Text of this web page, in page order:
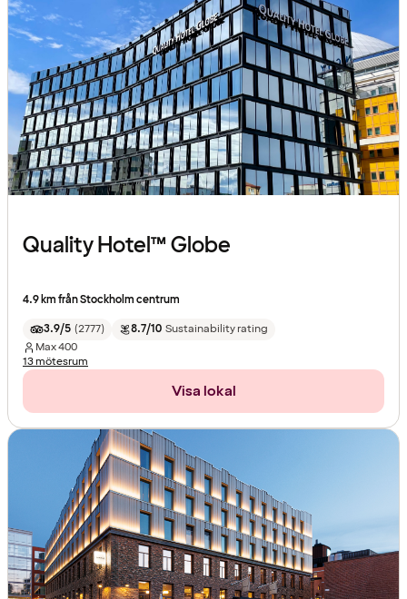
Quality Hotel™ Globe
4.9 km från Stockholm centrum
3.9/5 (2777) 8.7/10 Sustainability rating
Max400
13 mötesrum
Visa lokal